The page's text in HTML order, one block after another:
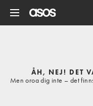
ÅH, NEJ! DET
Men oroa dig inte – det